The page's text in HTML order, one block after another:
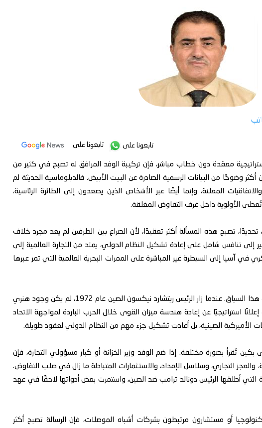
تابعونا على تابعونا على
معقدة دون خطاب مباشر، فإن تركيبة الوفد المرافق له تصبح في كثير من
أكثر وضوحًا من البيانات الرسمية الصادرة عن البيت الأبيض. فالدبلوماسية الحديثة لم
المعلنة، وإنما أيضًا عبر الأشخاص الذين يصعدون إلى الطائرة الرئاسية،
تُعطى الأولوية داخل غرف التفاوض المغلقة.
تحديدًا، تصبح هذه المسألة أكثر تعقيدًا، لأن الصراع بين الطرفين لم يعد مجرد خلاف
إلى تنافس شامل على إعادة تشكيل النظام الدولي، يمتد من التجارة العالمية إلى
في آسيا إلى السيطرة غير المباشرة على الممرات البحرية العالمية التي تمر عبرها
التاريخ الأميركي يقدم نموذجًا واضحًا في هذا السياق. عندما زار الرئيس ريتشارد نيكسون الصين عام 1972، لم يكن وجود هنري
استراتيجيًا عن إعادة هندسة ميزان القوى خلال الحرب الباردة لمواجهة الاتحاد
الأميركية الصينية، بل أعادت تشكيل جزء مهم من النظام الدولي لعقود طويلة.
بكين تُقرأ بصورة مختلفة. إذا ضم الوفد وزير الخزانة أو كبار مسؤولي التجارة، فإن
والعجز التجاري، وسلاسل الإمداد، والاستثمارات المتبادلة ما زال في صلب التفاوض.
التي أطلقها الرئيس دونالد ترامب ضد الصين، واستمرت بعض أدواتها لاحقًا في عهد
أو مستشارون مرتبطون بشركات أشباه الموصلات، فإن الرسالة تصبح أكثر